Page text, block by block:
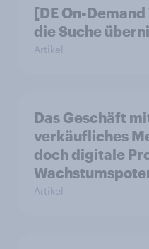
[DE On-
die Suche
Artikel
Das Geschäft
verkäufliches
doch digitale
Artikel